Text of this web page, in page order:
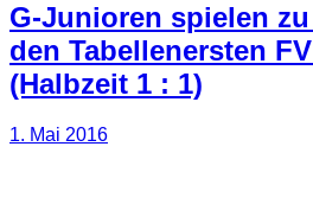
G-Junioren spielen
den Tabellenersten
(Halbzeit 1 : 1)
1. Mai 2016